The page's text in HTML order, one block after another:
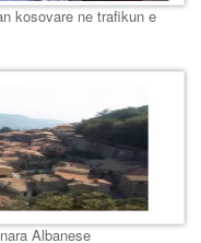
kosovare ne trafikun e
Albanese